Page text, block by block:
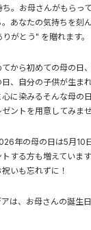
。お母さんがもらっ
あなたの気持ちを刻
がとう" を贈れます。
から初めての母の日
、自分の子供が生ま
に染みるそんな母の
ントを用意してみませ
年の母の日は5月10
する方も増えていま
祝いも忘れずに！
は、 お母さんの誕生